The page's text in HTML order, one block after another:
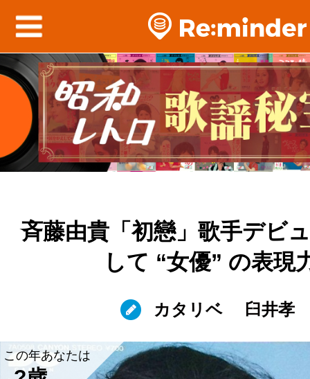
斉藤由貴「初戀」歌手デビ
して “女優” の表現
カタリベ 臼井孝
この年あなたは